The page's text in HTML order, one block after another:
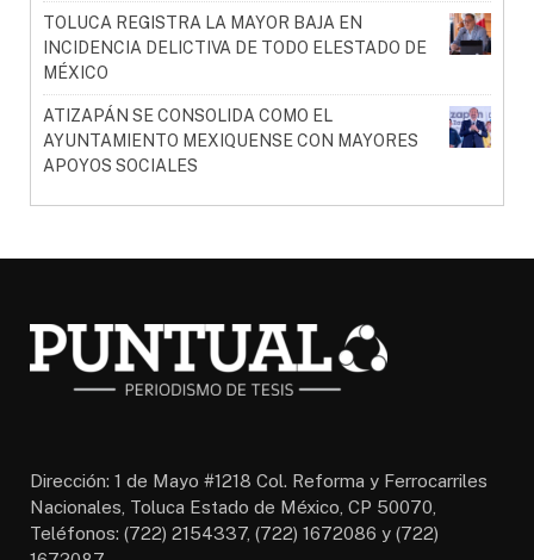
TOLUCA REGISTRA LA MAYOR BAJA EN
INCIDENCIA DELICTIVA DE TODO ELESTADO DE
MÉXICO
ATIZAPÁN SE CONSOLIDA COMO EL
AYUNTAMIENTO MEXIQUENSE CON MAYORES
APOYOS SOCIALES
Dirección: 1 de Mayo #1218 Col. Reforma y Ferrocarriles
Nacionales, Toluca Estado de México, CP 50070,
Teléfonos: (722) 2154337, (722) 1672086 y (722)